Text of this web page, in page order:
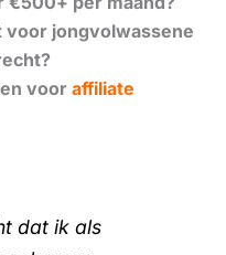
voor jongvolwassene
voor affiliate
dat ik als